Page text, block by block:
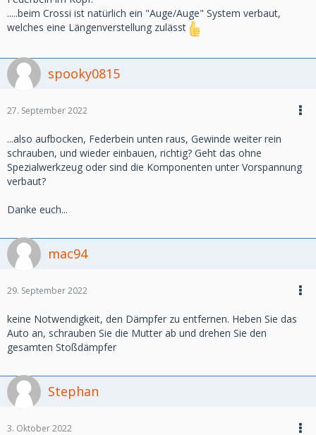
.....beim Crossi ist natürlich ein "Auge/Auge" System verbaut,
welches eine Längenverstellung zulässt
spooky0815
27. September 2022
...also aufbocken, Federbein unten raus, Gewinde weiter rein
schrauben, und wieder einbauen, richtig? Geht das ohne
Spezialwerkzeug oder sind die Komponenten unter Vorspannung
verbaut?
Danke euch...
mac94
29. September 2022
keine Notwendigkeit, den Dämpfer zu entfernen. Heben Sie das
Auto an, schrauben Sie die Mutter ab und drehen Sie den
gesamten Stoßdämpfer
Stephan
3. Oktober 2022